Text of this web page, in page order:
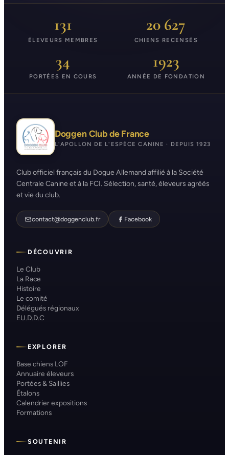
131
ÉLEVEURS MEMBRES
20 627
CHIENS RECENSÉS
34
PORTÉES EN COURS
1923
ANNÉE DE FONDATION
Doggen Club de France
L'APOLLON DE L'ESPÈCE CANINE · DEPUIS 1923
Club officiel français du Dogue Allemand affilié à la Société
Centrale Canine et à la FCI. Sélection, santé, éleveurs agréés
et vie du club.
contact@doggenclub.fr Facebook
DÉCOUVRIR
Le Club
La Race
Histoire
Le comité
Délégués régionaux
EU.D.D.C
EXPLORER
Base chiens LOF
Annuaire éleveurs
Portées & Saillies
Étalons
Calendrier expositions
Formations
SOUTENIR